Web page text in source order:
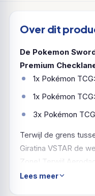
Over dit
De Pokemon
Premium
1x Pokémon
1x Pokémon
3x Pokémon
Terwijl de grens
Giratina VSTAR de
Zone! Terwijl
kracht vangt,
Lees meer